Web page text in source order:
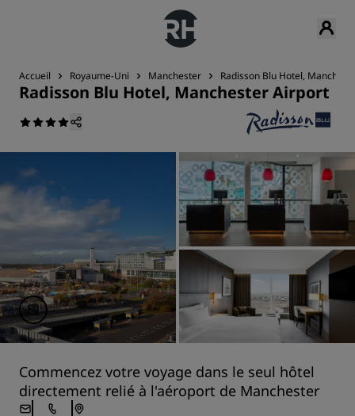
Accueil Royaume-Uni Manchester Radisson Blu Hotel,
Radisson Blu Hotel, Manchester Airport
Commencez votre voyage dans le seul hôtel
directement relié à l'aéroport de Manchester